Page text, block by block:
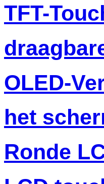
TFT-
OLED-
het
Ronde